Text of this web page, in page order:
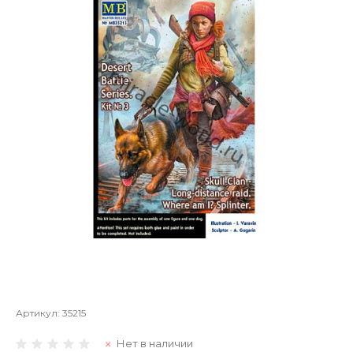
Артикул: 35215
Нет в наличии